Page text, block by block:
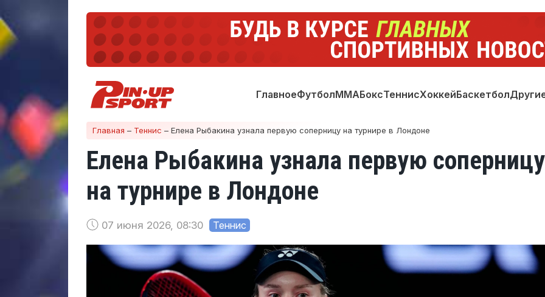
ГлавноеФутболММАБоксТеннисХоккейБаскетбол
Главная – Теннис – Елена Рыбакина узнала первую соперницу на турнире в Лондоне
Елена Рыбакина узнала первую соперницу
на турнире в Лондоне
07 июня 2026, 08:30 Теннис